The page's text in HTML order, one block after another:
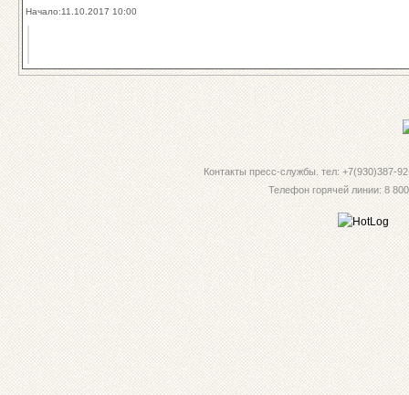
Начало:11.10.2017 10:00
Контакты пресс-службы. тел: +7(930)387-
Телефон горячей линии: 8